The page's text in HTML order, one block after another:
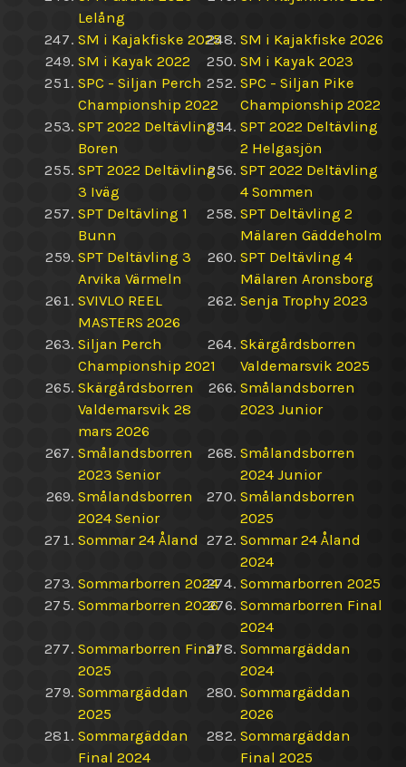
Lelång
SM i Kajakfiske 2025
SM i Kajakfiske 2026
SM i Kayak 2022
SM i Kayak 2023
SPC - Siljan Perch
Championship 2022
SPC - Siljan Pike
Championship 2022
SPT 2022 Deltävling 1
Boren
SPT 2022 Deltävling
2 Helgasjön
SPT 2022 Deltävling
3 Iväg
SPT 2022 Deltävling
4 Sommen
SPT Deltävling 1
Bunn
SPT Deltävling 2
Mälaren Gäddeholm
SPT Deltävling 3
Arvika Värmeln
SPT Deltävling 4
Mälaren Aronsborg
SVIVLO REEL
MASTERS 2026
Senja Trophy 2023
Siljan Perch
Championship 2021
Skärgårdsborren
Valdemarsvik 2025
Skärgårdsborren
Valdemarsvik 28
mars 2026
Smålandsborren
2023 Junior
Smålandsborren
2023 Senior
Smålandsborren
2024 Junior
Smålandsborren
2024 Senior
Smålandsborren
2025
Sommar 24 Åland
Sommar 24 Åland
2024
Sommarborren 2024
Sommarborren 2025
Sommarborren 2026
Sommarborren Final
2024
Sommarborren Final
2025
Sommargäddan
2024
Sommargäddan
2025
Sommargäddan
2026
Sommargäddan
Final 2024
Sommargäddan
Final 2025